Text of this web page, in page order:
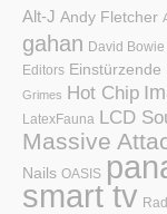
Alt-J Andy Fletcher
gahan David Bowie
Editors Einstürzende
Grimes Hot Chip
LatexFauna LCD
Massive
Nails OASIS
smart tv